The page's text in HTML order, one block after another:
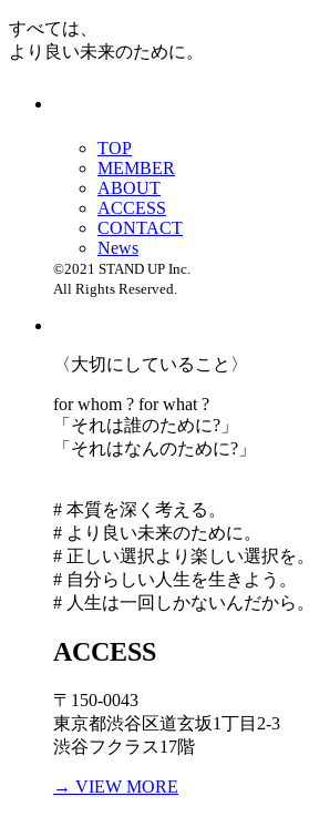
すべては、
より良い未来のために。
TOP
MEMBER
ABOUT
ACCESS
CONTACT
News
©2021 STAND UP Inc.
All Rights Reserved.
〈大切にしていること〉
for whom ? for what ?
「 それは誰のために?」
「 それはなんのために?」
# 本質を深く考える。
# より良い未来のために。
# 正しい選択より楽しい選択を。
# 自分らしい人生を生きよう。
# 人生は一回しかないんだから。
ACCESS
〒150-0043
東京都渋谷区道玄坂1丁目2-3
渋谷フクラス17階
→ VIEW MORE